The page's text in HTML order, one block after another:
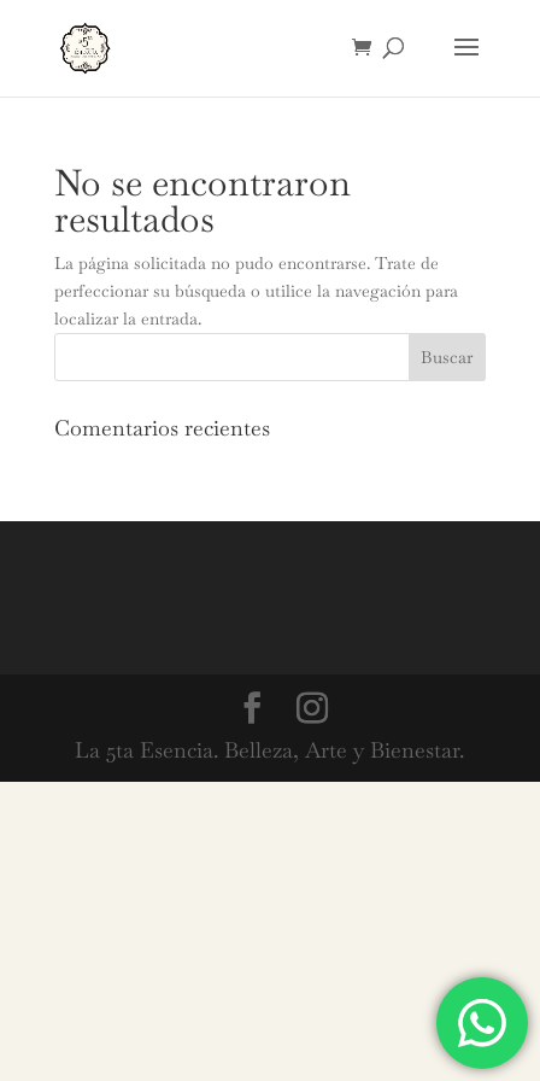
No se encontraron
resultados
La página solicitada no pudo encontrarse. Trate de
perfeccionar su búsqueda o utilice la navegación para
localizar la entrada.
Comentarios recientes
La 5ta Esencia. Belleza, Arte y Bienestar.